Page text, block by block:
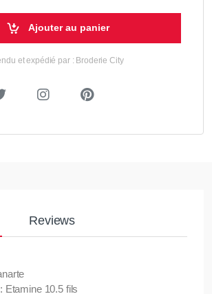
Ajouter au panier
et expédié par : Broderie City
Reviews
Etamine 10.5 fils